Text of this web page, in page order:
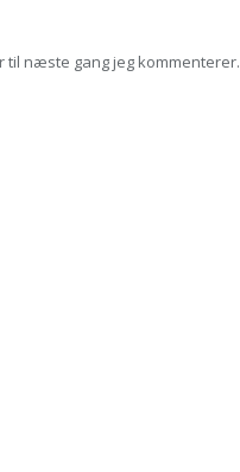
til næste gang jeg kommenterer.